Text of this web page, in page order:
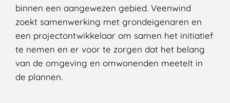
binnen een aangewezen gebied. Veenwind
zoekt samenwerking met grondeigenaren en
een projectontwikkelaar om samen het initiatief
te nemen en er voor te zorgen dat het belang
van de omgeving en omwonenden meetelt in
de plannen.